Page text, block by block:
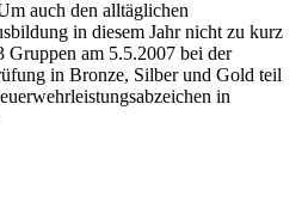
auch den alltäglichen
in diesem Jahr nicht zu kurz
Gruppen am 5.5.2007 bei der
in Bronze, Silber und Gold teil
in